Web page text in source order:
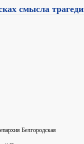
смысла
Белгородская